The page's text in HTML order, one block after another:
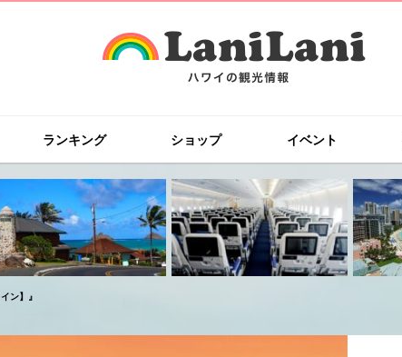
ランキング ショップ イベント
ン】』